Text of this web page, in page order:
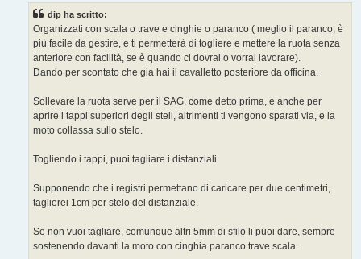
dip ha scritto:
Organizzati con scala o trave e cinghie o paranco ( meglio il paranco, è
più facile da gestire, e ti permetterà di togliere e mettere la ruota senza
anteriore con facilità, se è quando ci dovrai o vorrai lavorare).
Dando per scontato che già hai il cavalletto posteriore da officina.
Sollevare la ruota serve per il SAG, come detto prima, e anche per
aprire i tappi superiori degli steli, altrimenti ti vengono sparati via, e la
moto collassa sullo stelo.
Togliendo i tappi, puoi tagliare i distanziali.
Supponendo che i registri permettano di caricare per due centimetri,
taglierei 1cm per stelo del distanziale.
Se non vuoi tagliare, comunque altri 5mm di sfilo li puoi dare, sempre
sostenendo davanti la moto con cinghia paranco trave scala.